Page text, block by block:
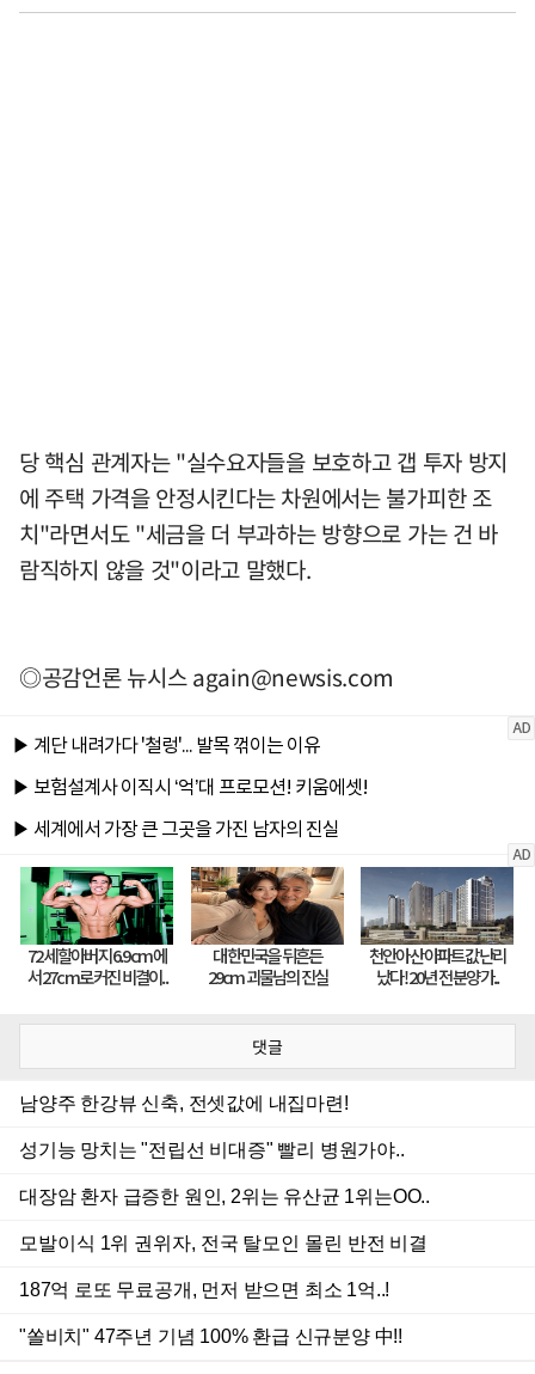
당 핵심 관계자는 "실수요자들을 보호하고 갭 투자 방지
에 주택 가격을 안정시킨다는 차원에서는 불가피한 조
치"라면서도 "세금을 더 부과하는 방향으로 가는 건 바
람직하지 않을 것"이라고 말했다.
◎공감언론 뉴시스again@newsis.com
댓글